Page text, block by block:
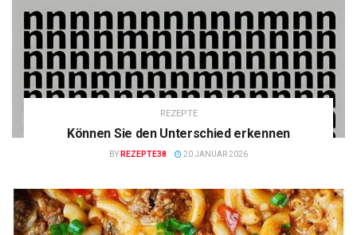
REZEPTE
Können Sie den Unterschied erkennen
BY REZEPTE38 20 JANUAR 2026